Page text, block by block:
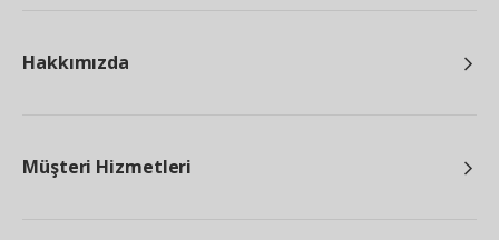
Hakkımızda
Müşteri Hizmetleri